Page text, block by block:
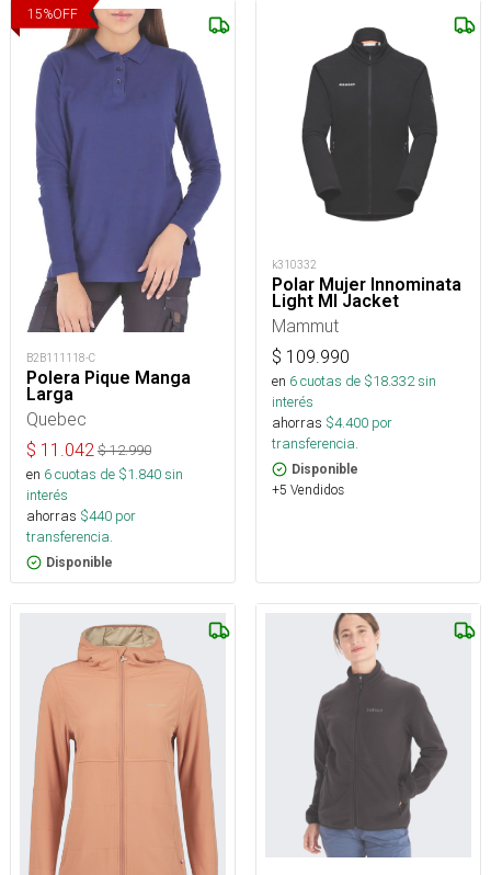
15%OFF
B2B111118-C
Polera Pique Manga
Larga
Quebec
$ 11.042 $12.990
en 6cuotas de $1.840sin
interés
ahorras $440 por
transferencia.
Disponible
k310332
Polar Mujer Innominata
Light Ml Jacket
Mammut
$ 109.990
en 6cuotas de $18.332sin
interés
ahorras $4.400 por
transferencia.
Disponible
+5 Vendidos